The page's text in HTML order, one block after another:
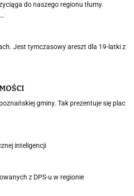
do naszego regionu tłumy.
Jest tymczasowy areszt dla 19-latki z
gminy. Tak prezentuje się plac
inteligencji
z DPS-u w regionie